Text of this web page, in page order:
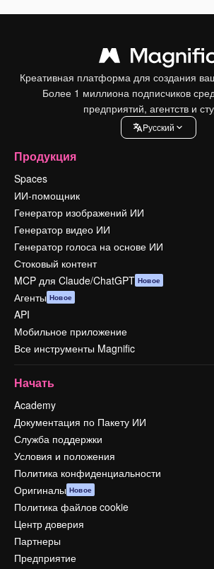
Креативная платформа для создания
Более 1 миллиона подписчиков
предприятий, агентств и
Pусский
Продукция
Spaces
ИИ-помощник
Генератор изображений ИИ
Генератор видео ИИ
Генератор голоса на основе ИИ
Стоковый контент
MCP для Claude/ChatGPT Новое
Агенты Новое
API
Мобильное приложение
Все инструменты Magnific
Начать
Academy
Документация по Пакету ИИ
Служба поддержки
Условия и положения
Политика конфиденциальности
Оригиналы Новое
Политика файлов cookie
Центр доверия
Партнеры
Предприятие